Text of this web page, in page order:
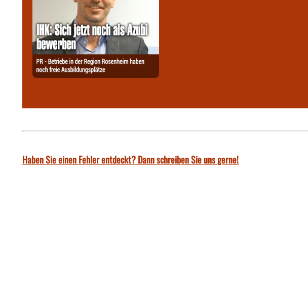
Haben Sie einen Fehler entdeckt? Dann schreiben Sie uns gerne!